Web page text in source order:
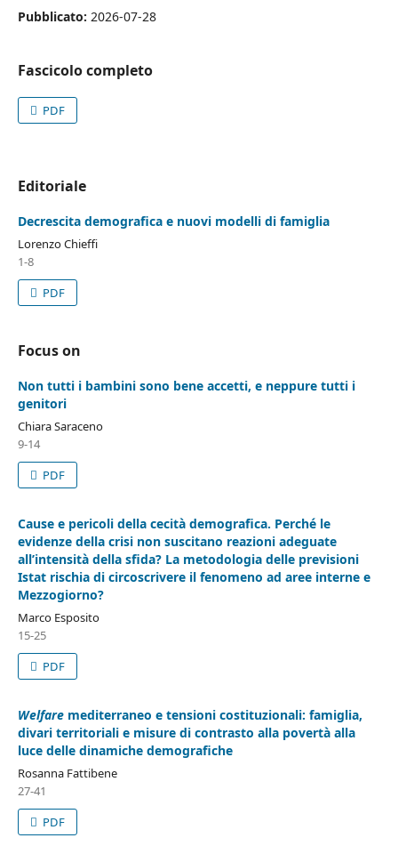
Pubblicato: 2026-07-28
Fascicolo completo
PDF
Editoriale
Decrescita demografica e nuovi modelli di famiglia
Lorenzo Chieffi
1-8
PDF
Focus on
Non tutti i bambini sono bene accetti, e neppure tutti i
genitori
Chiara Saraceno
9-14
PDF
Cause e pericoli della cecità demografica. Perché le
evidenze della crisi non suscitano reazioni adeguate
all’intensità della sfida? La metodologia delle previsioni
Istat rischia di circoscrivere il fenomeno ad aree interne e
Mezzogiorno?
Marco Esposito
15-25
PDF
Welfaremediterraneo e tensioni costituzionali: famiglia,
divari territoriali e misure di contrasto alla povertà alla
luce delle dinamiche demografiche
Rosanna Fattibene
27-41
PDF